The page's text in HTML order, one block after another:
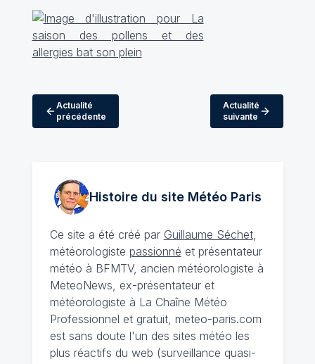
Actualité
précédente
Actualité
suivante
Histoire du site MétéoParis
Ce site a été créé par Guillaume Séchet,
météorologiste passionné et présentateur
météo à BFMTV, ancien météorologiste à
MeteoNews, ex-présentateur et
météorologiste à La Chaîne Météo
Professionnel et gratuit, meteo-paris.com
est sans doute l'un des sites météo les
plus réactifs du web (surveillance quasi-